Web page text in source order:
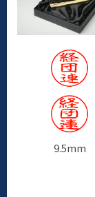
9.5mm